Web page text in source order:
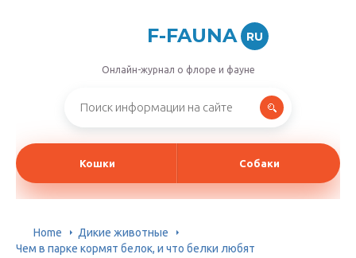
F-FAUNA RU
Онлайн-журнал о флоре и фауне
Кошки Собаки
Home
Дикие животные
Чем в парке кормят белок, и что белки любят